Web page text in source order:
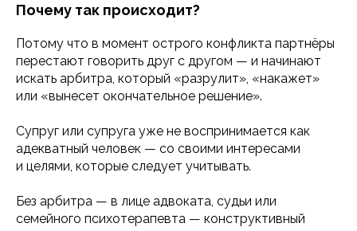
Почему так происходит?
Потому что в момент острого конфликта партнёры
перестают говорить друг с другом — и начинают
искать арбитра, который «разрулит», «накажет»
или «вынесет окончательное решение».
Супруг или супруга уже не воспринимается как
адекватный человек — со своими интересами
и целями, которые следует учитывать.
Без арбитра — в лице адвоката, судьи или
семейного психотерапевта — конструктивный